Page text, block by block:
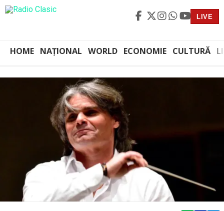
LIVE
HOME NAȚIONAL WORLD ECONOMIE CULTURĂ